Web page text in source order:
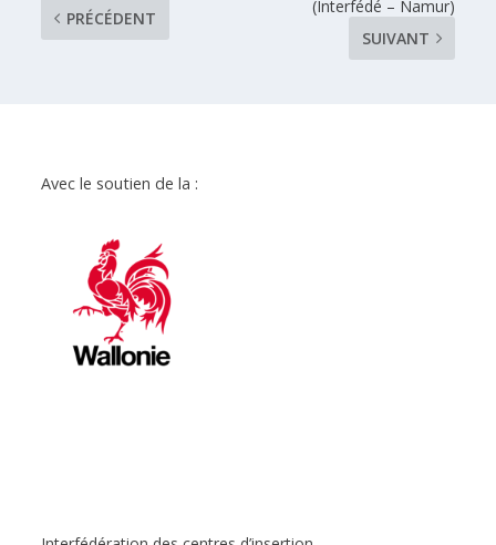
PRÉCÉDENT
(Interfédé – Namur)
SUIVANT
Avec le soutien de la :